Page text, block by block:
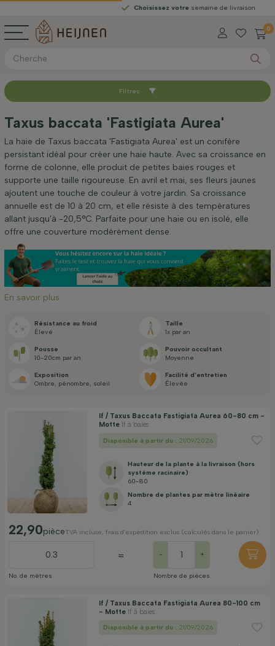
Choisissez votresemaine de livraison
0
Trier par
Hauteur à la livraison (cm)
Largeur à la livraison (cm)
Emplacement
Application
Mois de floraison
Prix
Filtres
Taxus baccata 'Fastigiata Aurea'
La haie de Taxus baccata 'Fastigiata Aurea' est un conifère
persistant idéal pour créer une haie haute. Avec sa croissance en
forme de colonne, elle produit de petites baies rouges et
supporte une taille rigoureuse. En avril et mai, ses fleurs jaunes
ajoutent une touche de couleur à votre jardin. Sa croissance
annuelle est de 10 à 20 cm, et elle résiste à des températures
allant jusqu'à -20,5°C. Parfaite pour une haie ou en isolé, elle
offre une couverture modérément dense.
En savoir plus
Résistance au froid
Élevé
Taille
1x par an
Pousse
10-20cm par an
Pouvoir occultant
Moyenne
Exposition
Ombre, pénombre, soleil
Facilité d’entretien
Élevée
If / Taxus Baccata Fastigiata Aurea 60-80 cm -
Motte If à baies
Disponible à partir du : 21/09/2026
Hauteur de la plante à la livraison (hors
système racinaire)
60-80
Nombre de plantes par mètre linéaire
4
22,90pièceTVA incluse, frais d’expédition exclus (calculés dans le panier)
No. de mètres
= - +
Nombre de pièces
If / Taxus Baccata Fastigiata Aurea 80-100 cm
- Motte If à baies
Disponible à partir du : 21/09/2026